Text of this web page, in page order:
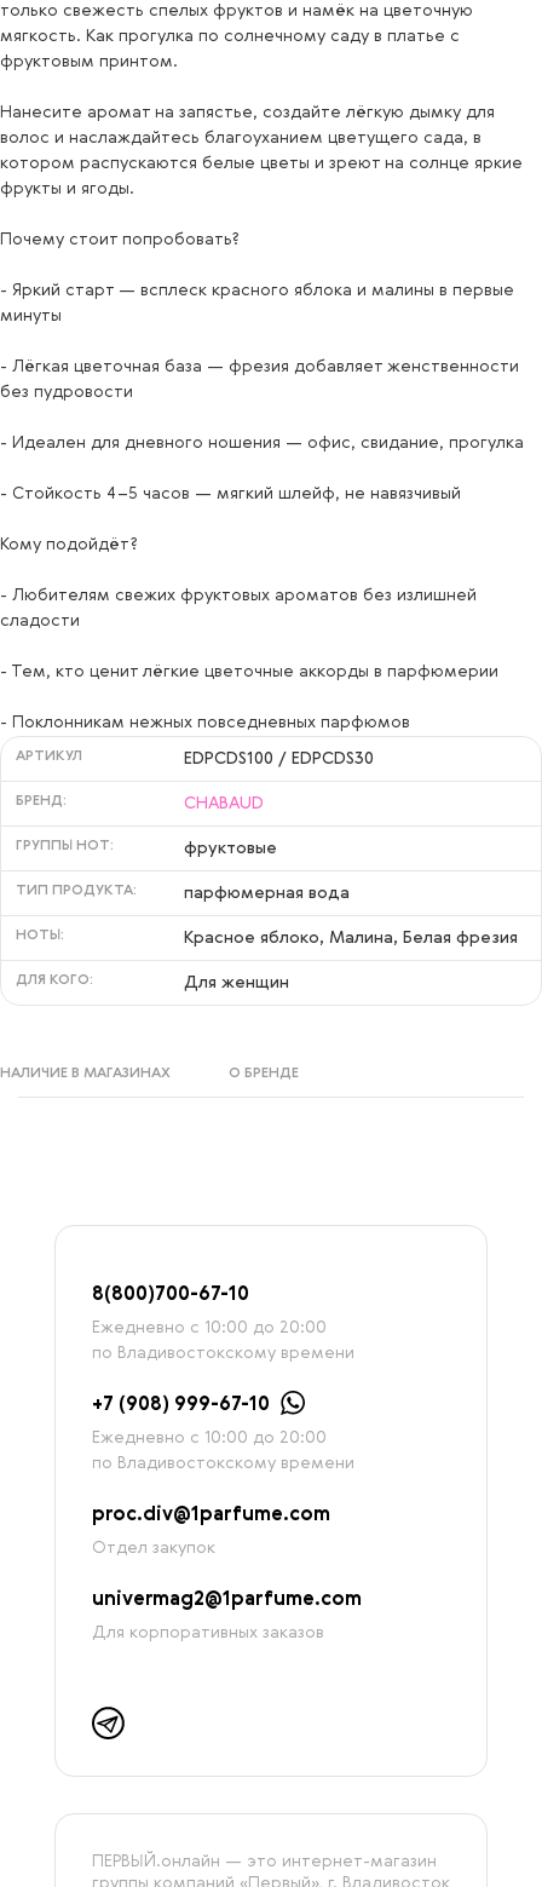
только свежесть спелых фруктов и намёк на цветочную
мягкость. Как прогулка по солнечному саду в платье с
фруктовым принтом.
Нанесите аромат на запястье, создайте лёгкую дымку для
волос и наслаждайтесь благоуханием цветущего сада, в
котором распускаются белые цветы и зреют на солнце яркие
фрукты и ягоды.
Почему стоит попробовать?
- Яркий старт — всплеск красного яблока и малины в первые
минуты
- Лёгкая цветочная база — фрезия добавляет женственности
без пудровости
- Идеален для дневного ношения — офис, свидание, прогулка
- Стойкость 4–5 часов — мягкий шлейф, не навязчивый
Кому подойдёт?
- Любителям свежих фруктовых ароматов без излишней
сладости
- Тем, кто ценит лёгкие цветочные аккорды в парфюмерии
- Поклонникам нежных повседневных парфюмов
АРТИКУЛ EDPCDS100 / EDPCDS30
БРЕНД: CHABAUD
ГРУППЫ НОТ: фруктовые
ТИП ПРОДУКТА: парфюмерная вода
НОТЫ: Красное яблоко, Малина, Белая фрезия
ДЛЯ КОГО: Для женщин
НАЛИЧИЕ В МАГАЗИНАХ О БРЕНДЕ
8(800)700-67-10
Ежедневно с 10:00 до 20:00
по Владивостокскому времени
+7 (908) 999-67-10
Ежедневно с 10:00 до 20:00
по Владивостокскому времени
proc.div@1parfume.com
Отдел закупок
univermag2@1parfume.com
Для корпоративных заказов
ПЕРВЫЙ.онлайн — это интернет-магазин
группы компаний «‎Первый», г. Владивосток